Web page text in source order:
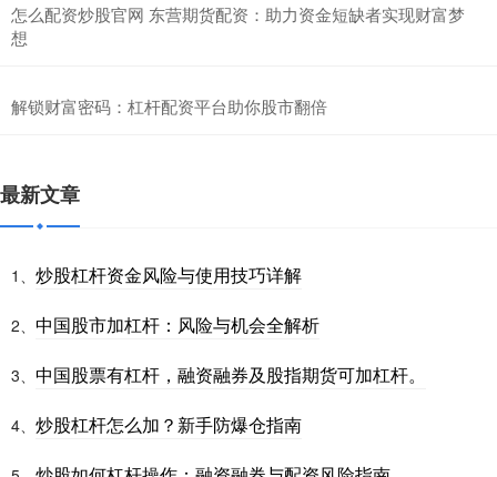
怎么配资炒股官网 东营期货配资：助力资金短缺者实现财富梦
想
解锁财富密码：杠杆配资平台助你股市翻倍
最新文章
1、 炒股杠杆资金风险与使用技巧详解
2、 中国股市加杠杆：风险与机会全解析
3、 中国股票有杠杆，融资融券及股指期货可加杠杆。
4、 炒股杠杆怎么加？新手防爆仓指南